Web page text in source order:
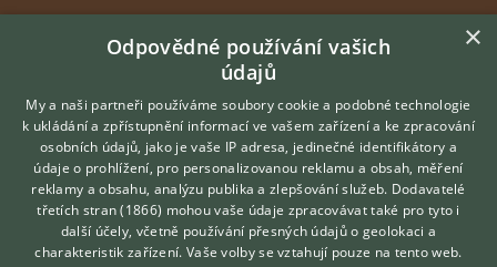
DOMOVSKÁ STRÁNKA
INZERCE
DISKUSE
ČLÁNKY
O nás
Kontakt
Možnosti zvýraznění inzerátů
Hledáte zvířecího kamaráda?
Zdarma vám poradí
VETERINÁŘ ONLINE
×
Odpovědné používání vašich
údajů
My a naši partneři používáme soubory cookie a podobné technologie
k ukládání a zpřístupnění informací ve vašem zařízení a ke zpracování
osobních údajů, jako je vaše IP adresa, jedinečné identifikátory a
údaje o prohlížení, pro personalizovanou reklamu a obsah, měření
reklamy a obsahu, analýzu publika a zlepšování služeb. Dodavatelé
třetích stran (1866) mohou vaše údaje zpracovávat také pro tyto i
další účely, včetně používání přesných údajů o geolokaci a
charakteristik zařízení. Vaše volby se vztahují pouze na tento web.